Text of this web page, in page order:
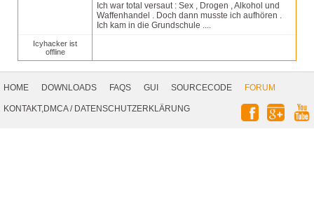
Ich war total versaut : Sex , Drogen , Alkohol und
Waffenhandel . Doch dann musste ich aufhören .
Ich kam in die Grundschule ....
Icyhacker ist
offline
Navigation
HOME DOWNLOADS FAQS GUI SOURCECODE
FORUM
KONTAKT,DMCA/ DATENSCHUTZERKLÄRUNG